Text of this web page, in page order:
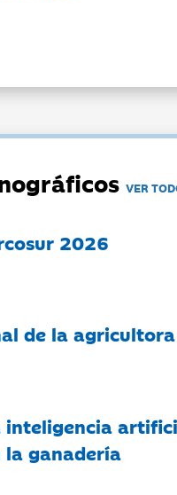
VER
2026
de la agricultora
inteligencia
ganadería